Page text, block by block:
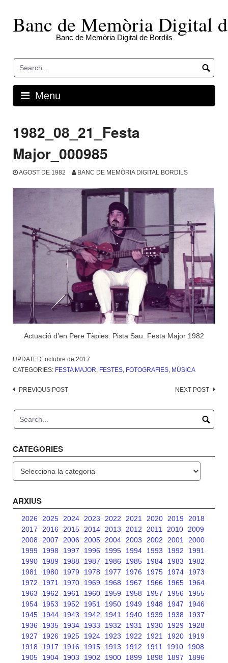
contentBanc de Memòria Digital
Banc de Memòria Digital de Bordils
Menu
1982_08_21_Festa
Major_000985
AGOST DE 1982 BANC DE MEMÒRIA DIGITAL BORDILS
Actuació d’en Pere Tàpies. Pista Sau. Festa Major 1982
UPDATED: octubre de 2017
CATEGORIES: FESTA MAJOR FESTES FOTOGRAFIES MÚSICA
Post
PREVIOUS POST NEXT POST
CATEGORIES
Categories
ARXIUS
2026 2025 2024 2023 2022 2021 2020 2019
2018
2017
2016 2015 2014 2013 2012 2011 2010
2009
2008
2007 2006 2005 2004 2003 2002 2001
2000
1999
1998 1997 1996 1995 1994 1993 1992
1991
1990
1989 1988 1987 1986 1985 1984 1983
1982
1981
1980 1979 1978 1977 1976 1975 1974
1973
1972
1971 1970 1969 1968 1967 1966 1965
1964
1963
1962 1961 1960 1959 1958 1957 1956
1955
1954
1953 1952 1951 1950 1949 1948 1947
1946
1945
1944 1943 1942 1941 1940 1939 1938
1937
1936
1935 1934 1933 1932 1931 1930 1929
1928
1927
1926 1925 1924 1923 1922 1921 1920
1919
1918
1917 1916 1915 1913 1912 1911 1910
1908
1905
1904 1903 1902 1900 1899 1898 1897
1896